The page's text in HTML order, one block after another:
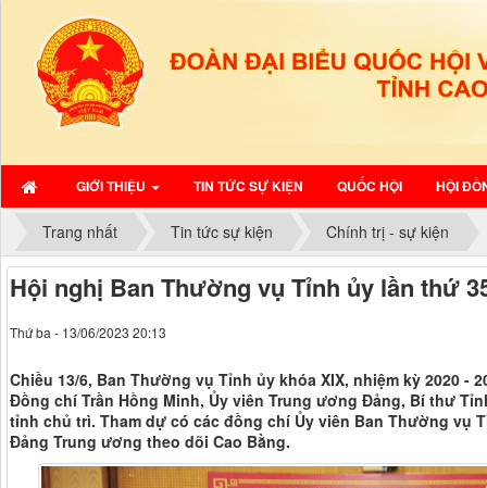
GIỚI THIỆU TIN TỨC SỰ KIỆN QUỐC HỘI HỘI
Trang nhất Tin tức sự kiện Chính trị - sự kiện
Hội nghị Ban Thường vụ Tỉnh ủy lần thứ
Thứ ba - 13/06/2023 20:13
Chiều 13/6, Ban Thường vụ Tỉnh ủy khóa XIX, nhiệm kỳ 2020 -
Đồng chí Trần Hồng Minh, Ủy viên Trung ương Đảng, Bí thư
tỉnh chủ trì. Tham dự có các đồng chí Ủy viên Ban Thường vụ
Đảng Trung ương theo dõi Cao Bằng.